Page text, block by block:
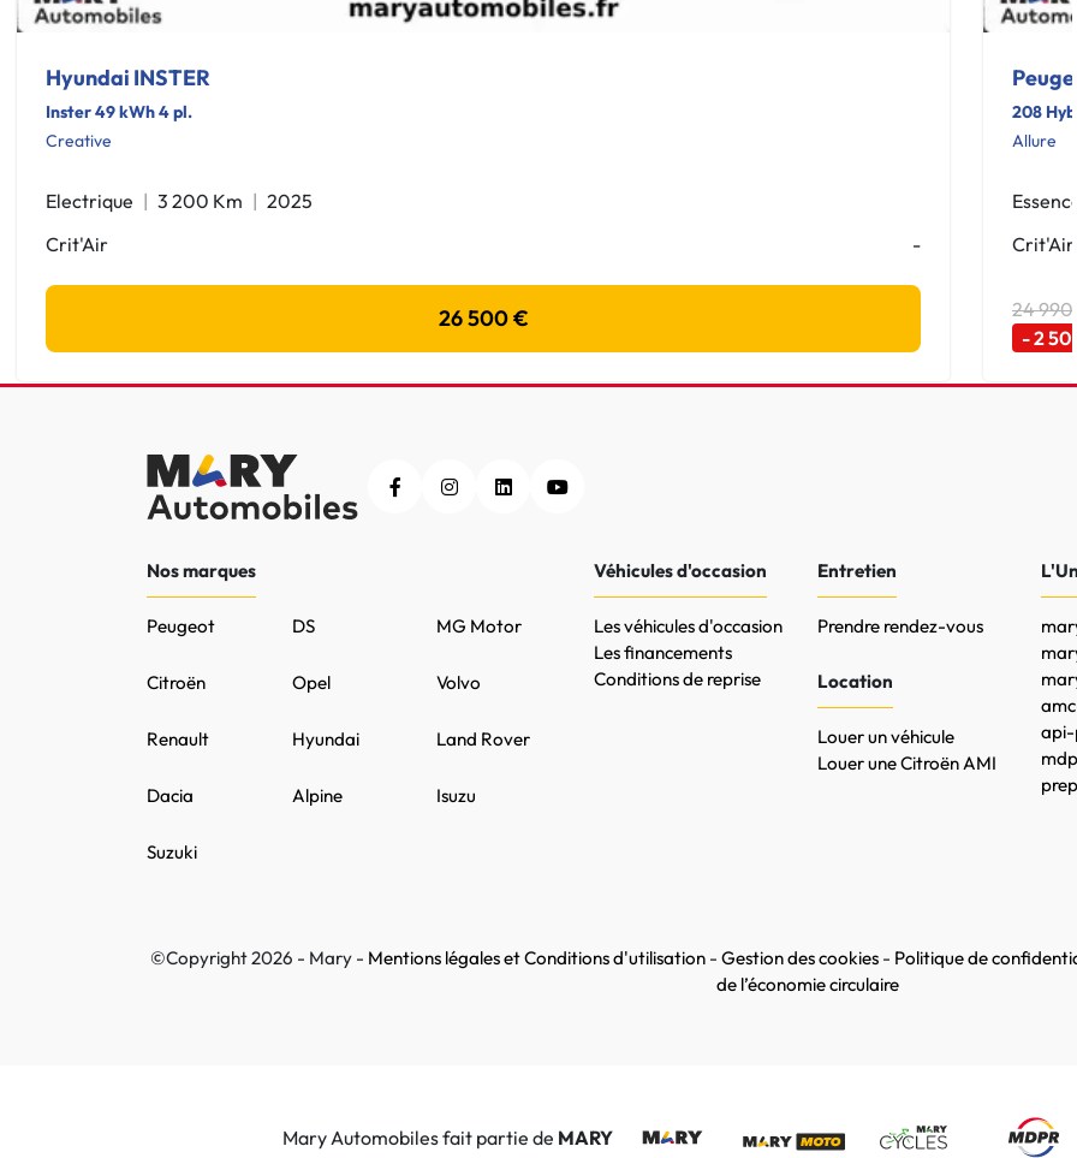
Hyundai INSTER
Inster 49 kWh 4 pl.
Creative
Electrique 3 200 Km
2025
Crit'Air
-
26 500 €
208
Allure
Essence
Crit'Air
24 990
- 2
Nos marques
Peugeot DS MG Motor
Citroën Opel Volvo
Renault Hyundai Land Rover
Dacia Alpine Isuzu
Suzuki
Véhicules d'occasion
Les véhicules d'occasion
Les financements
Conditions de reprise
Entretien
Prendre rendez-vous
Location
Louer un véhicule
Louer une Citroën AMI
api-
©Copyright 2026 - Mary - Mentions légales et Conditions d'utilisation - Gestion des cookies - Politique de
de l’économie circulaire
Mary Automobiles fait partie de MARY